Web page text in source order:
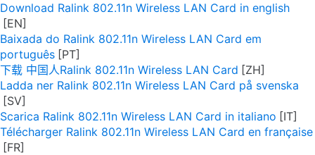
Download Ralink 802.11n Wireless LAN Card in english
Baixada do Ralink 802.11n Wireless LAN Card em
português
下载 中国人Ralink 802.11n Wireless LAN Card
Ladda ner Ralink 802.11n Wireless LAN Card på svenska
Scarica Ralink 802.11n Wireless LAN Card in italiano
Télécharger Ralink 802.11n Wireless LAN Card en française